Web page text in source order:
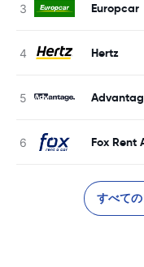
Europcar
Hertz
Fox Rent
すべて